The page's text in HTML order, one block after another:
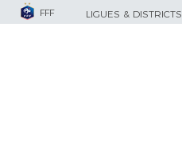
FFF LIGUES & DISTRICTS